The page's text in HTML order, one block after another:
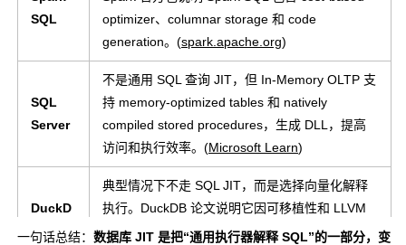
SQL
optimizer、columnar storage 和 code
generation。(spark.apache.org)
SQL
Server
不是通用 SQL 查询 JIT，但 In-Memory OLTP 支
持 memory-optimized tables 和 natively
compiled stored procedures，生成 DLL，提高
访问和执行效率。(Microsoft Learn)
DuckD
B
典型情况下不走 SQL JIT，而是选择向量化解释
执行。DuckDB 论文说明它因可移植性和 LLVM
等大型依赖问题，选择 vectorized interpreted
一句话总结： 数据库 JIT 是把“通用执行器解释 SQL”的一部分，变